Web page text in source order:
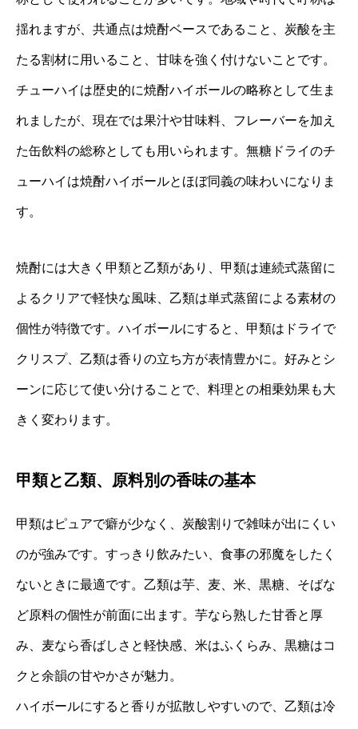
揺れますが、共通点は焼酎ベースであること、炭酸を主
たる割材に用いること、甘味を強く付けないことです。
チューハイは歴史的に焼酎ハイボールの略称として生ま
れましたが、現在では果汁や甘味料、フレーバーを加え
た缶飲料の総称としても用いられます。無糖ドライのチ
ューハイは焼酎ハイボールとほぼ同義の味わいになりま
す。
焼酎には大きく甲類と乙類があり、甲類は連続式蒸留に
よるクリアで軽快な風味、乙類は単式蒸留による素材の
個性が特徴です。ハイボールにすると、甲類はドライで
クリスプ、乙類は香りの立ち方が表情豊かに。好みとシ
ーンに応じて使い分けることで、料理との相乗効果も大
きく変わります。
甲類と乙類、原料別の香味の基本
甲類はピュアで癖が少なく、炭酸割りで雑味が出にくい
のが強みです。すっきり飲みたい、食事の邪魔をしたく
ないときに最適です。乙類は芋、麦、米、黒糖、そばな
ど原料の個性が前面に出ます。芋なら熟した甘香と厚
み、麦なら香ばしさと軽快感、米はふくらみ、黒糖はコ
クと余韻の甘やかさが魅力。
ハイボールにすると香りが拡散しやすいので、乙類は冷